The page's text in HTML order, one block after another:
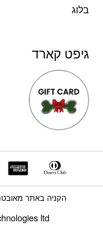
בלוג
גיפט קארד
ltd
הקניה באתר